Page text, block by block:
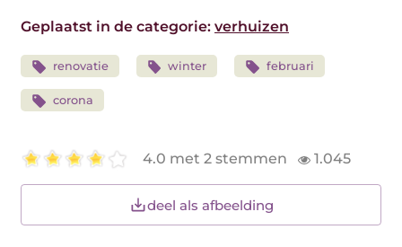
Geplaatst in de categorie: verhuizen
renovatie winter februari
corona
4.0 met 2 stemmen 1.045
deel als afbeelding